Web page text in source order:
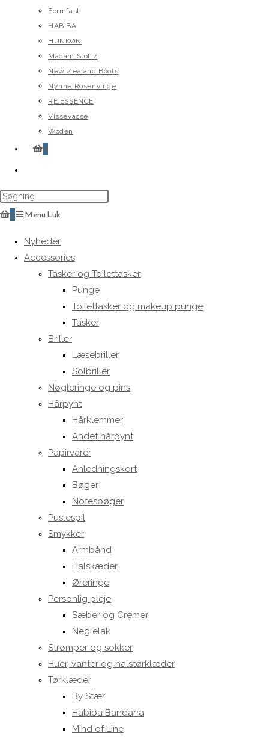
Formfast
HABIBA
HUNKØN
Madam Stoltz
New Zealand Boots
Nynne Rosenvinge
RE.ESSENCE
Vissevasse
Woden
0
website
search
0 MenuLuk
Nyheder
Accessories
Tasker og Toilettasker
Punge
Toilettasker og makeup punge
Tasker
Briller
Læsebriller
Solbriller
Nøgleringe og pins
Hårpynt
Hårklemmer
Andet hårpynt
Papirvarer
Anledningskort
Bøger
Notesbøger
Puslespil
Smykker
Armbånd
Halskæder
Øreringe
Personlig pleje
Sæber og Cremer
Neglelak
Strømper og sokker
Huer, vanter og halstørklæder
Tørklæder
By Stær
Habiba Bandana
Mind of Line